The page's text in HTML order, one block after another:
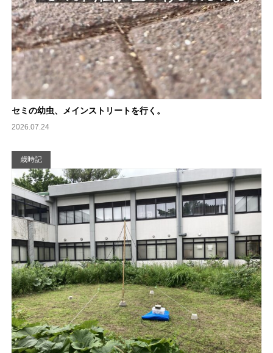
セミの幼虫、メインストリートを行く。
2026.07.24
歳時記